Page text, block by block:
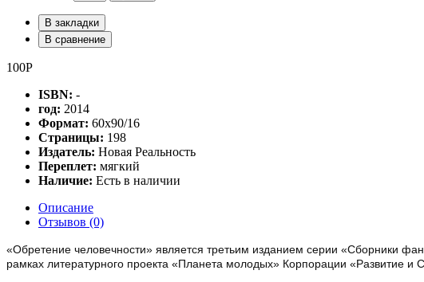
В закладки
В сравнение
100Р
ISBN: -
год: 2014
Формат: 60х90/16
Страницы: 198
Издатель: Новая Реальность
Переплет: мягкий
Наличие: Есть в наличии
Описание
Отзывов (0)
«Обретение человечности» является третьим изданием серии «Сборники
рамках литературного проекта «Планета молодых» Корпорации «Развитие и